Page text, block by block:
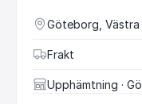
Göteborg, Västra
Frakt
Upphämtning ·